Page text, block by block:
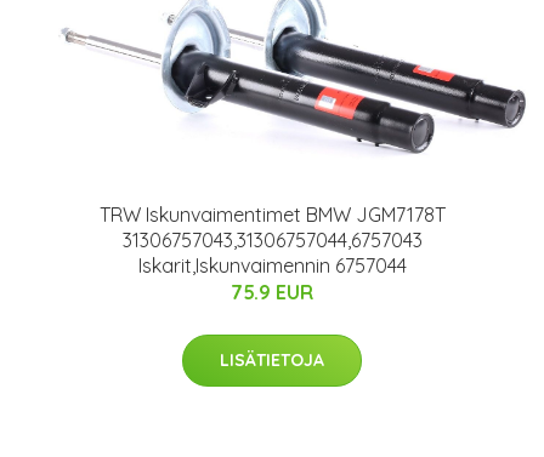
TRW Iskunvaimentimet BMW JGM7178T
31306757043,31306757044,6757043
Iskarit,Iskunvaimennin 6757044
75.9 EUR
LISÄTIETOJA